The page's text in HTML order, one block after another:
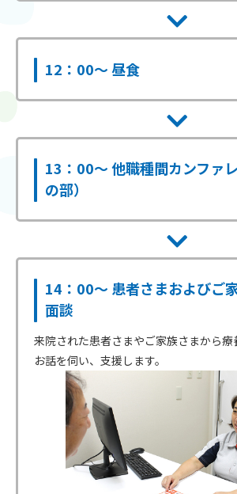
12：00～ 昼食
13：00～ 他職種間カンファ
の部）
14：00～ 患者さまおよびご
面談
来院された患者さまやご家族さまから療
お話を伺い、支援します。